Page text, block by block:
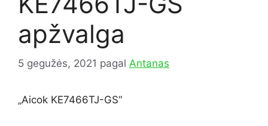
apžvalga
5 gegužės, 2021 pagal Antanas
„Aicok KE7466TJ-GS“